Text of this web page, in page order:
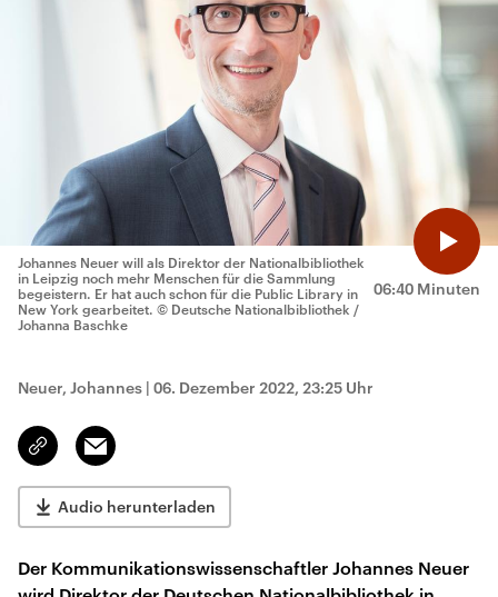
06:40 Minuten
Johannes Neuer will als Direktor der Nationalbibliothek
in Leipzig noch mehr Menschen für die Sammlung
begeistern. Er hat auch schon für die Public Library in
New York gearbeitet. © Deutsche Nationalbibliothek /
Johanna Baschke
Neuer, Johannes | 06. Dezember 2022, 23:25 Uhr
Link
kopieren/teilen
Email
Audio herunterladen
Der Kommunikationswissenschaftler Johannes Neuer